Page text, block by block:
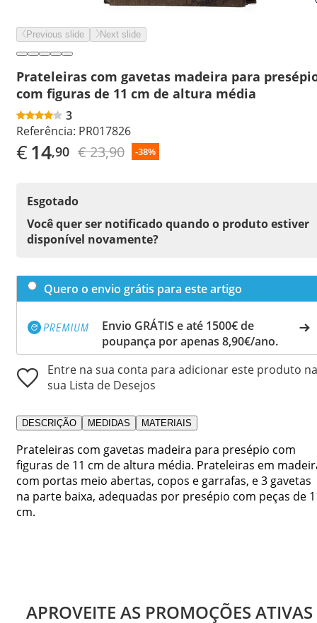
Previous slide Next slide
Prateleiras com gavetas madeira para
com figuras de 11 cm de altura média
3
Referência: PR017826
€14,90 € 23,90 -38%
Esgotado
Você quer ser notificado quando o produto estiver
disponível novamente?
Quero o envio grátis para este artigo
Envio GRÁTIS e até 1500€ de
poupança por apenas 8,90€/ano.
Entre na sua conta para adicionar este produto na
sua Lista de Desejos
DESCRIÇÃO MEDIDAS MATERIAIS
Prateleiras com gavetas madeira para presépio com
figuras de 11 cm de altura média. Prateleiras em
com portas meio abertas, copos e garrafas, e 3 gavetas
na parte baixa, adequadas por presépio com peças de
cm.
APROVEITE AS PROMOÇÕES ATIVAS